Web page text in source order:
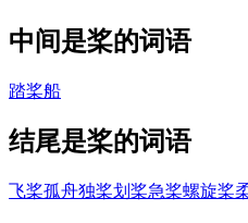
中间是桨的词语
踏桨船
结尾是桨的词语
飞桨孤舟独桨划桨急桨螺旋桨